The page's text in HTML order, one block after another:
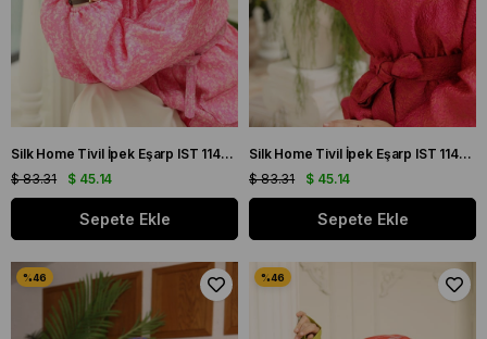
Silk Home Tivil İpek Eşarp IST 11432 - 58 Yeşil, Pembe, Acı Kahve, Ekru
$ 45.14
$ 83.31
Sepete Ekle
Silk Home Tivil İpek Eşarp IST 11432 - 45 Mor, Parlak Turuncu, Yeşil, Pembe
$ 45.14
$ 83.31
Sepete Ekle